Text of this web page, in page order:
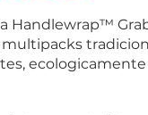
Handlewrap™